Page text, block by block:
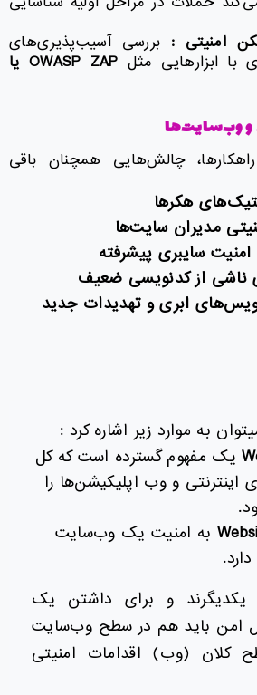
امنیتی : بررسی آسیب‌پذیری‌های
ابزارهایی مثل OWASP ZAP یا
وب‌سایت‌ها
چالش‌هایی همچنان باقی
هکرها
مدیران سایت‌ها
امنیت سایبری پیشرفته
ناشی از کدنویسی ضعیف
ابری و تهدیدات جدید
به موارد زیر اشاره کرد :
یک مفهوم گسترده است که کل
اینترنتی و وب اپلیکیشن‌ها را
به امنیت یک وب‌سایت
و برای داشتن یک
امن باید هم در سطح وب‌سایت
(وب) اقدامات امنیتی